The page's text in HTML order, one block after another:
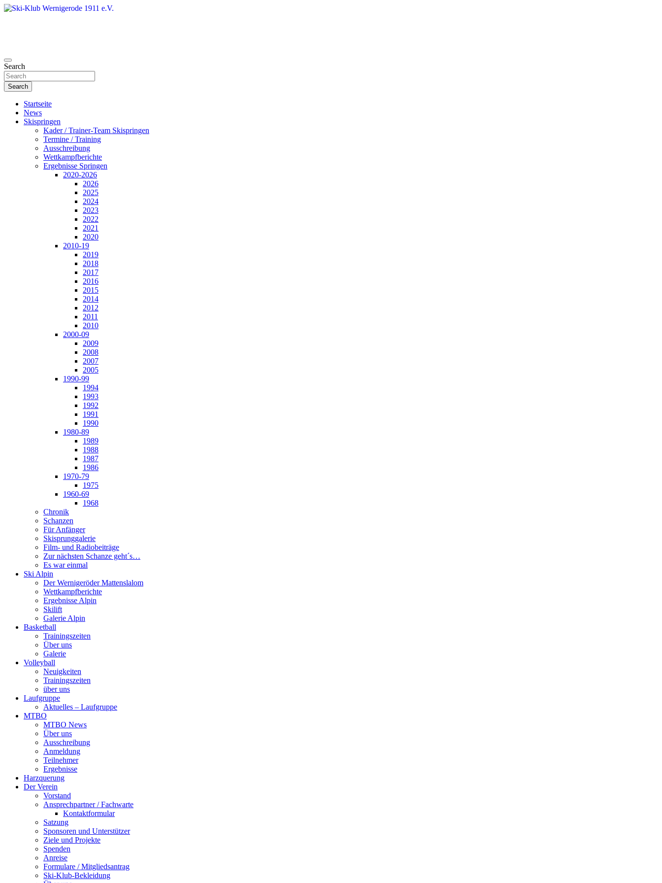
Skip
Ski-Klub Wernigerode 1911 e.V.
Search
Search
Startseite
News
Skispringen
Kader / Trainer-Team Skispringen
Termine / Training
Ausschreibung
Wettkampfberichte
Ergebnisse Springen
2020-2026
2026
2025
2024
2023
2022
2021
2020
2010-19
2019
2018
2017
2016
2015
2014
2012
2011
2010
2000-09
2009
2008
2007
2005
1990-99
1994
1993
1992
1991
1990
1980-89
1989
1988
1987
1986
1970-79
1975
1960-69
1968
Chronik
Schanzen
Für Anfänger
Skisprunggalerie
Film- und Radiobeiträge
Zur nächsten Schanze geht´s…
Es war einmal
Ski Alpin
Der Wernigeröder Mattenslalom
Wettkampfberichte
Ergebnisse Alpin
Skilift
Galerie Alpin
Basketball
Trainingszeiten
Über uns
Galerie
Volleyball
Neuigkeiten
Trainingszeiten
über uns
Laufgruppe
Aktuelles – Laufgruppe
MTBO
MTBO News
Über uns
Ausschreibung
Anmeldung
Teilnehmer
Ergebnisse
Harzquerung
Der Verein
Vorstand
Ansprechpartner / Fachwarte
Kontaktformular
Satzung
Sponsoren und Unterstützer
Ziele und Projekte
Spenden
Anreise
Formulare / Mitgliedsantrag
Ski-Klub-Bekleidung